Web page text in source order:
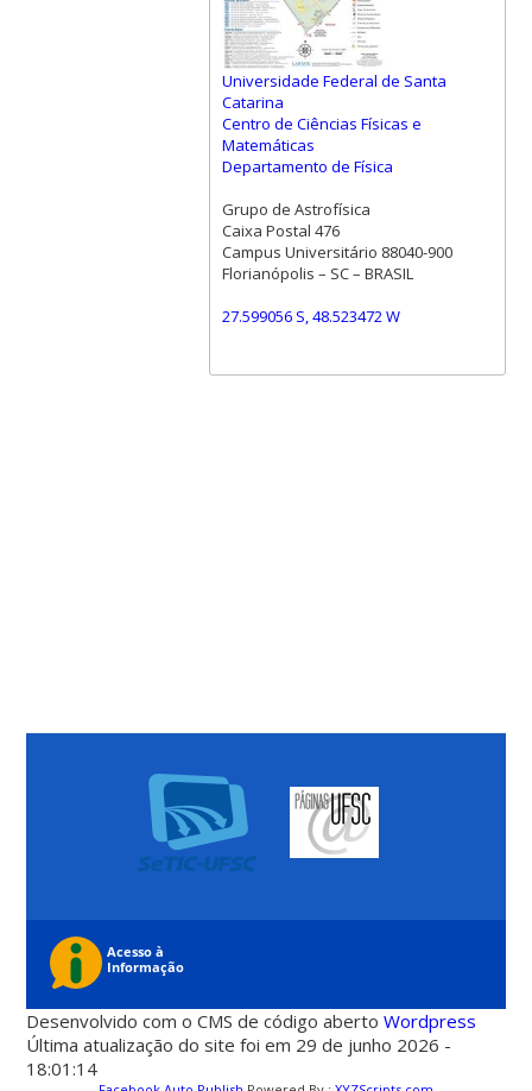
Universidade Federal de Santa
Catarina
Centro de Ciências Físicas e
Matemáticas
Departamento de Física
Grupo de Astrofísica
Caixa Postal 476
Campus Universitário 88040-900
Florianópolis – SC – BRASIL
27.599056 S, 48.523472 W
Desenvolvido com o CMS de código abertoWordpress
Última atualização do site foi em 29 de junho 2026 -
18:01:14